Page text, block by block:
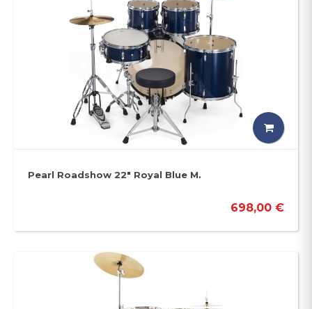
Pearl Roadshow 22" Royal Blue M.
698,00 €